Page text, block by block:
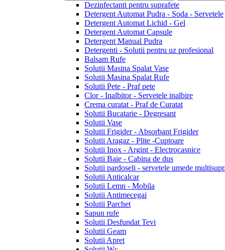
Dezinfectanti pentru suprafete
Detergent Automat Pudra - Soda - Servetele
Detergent Automat Lichid - Gel
Detergent Automat Capsule
Detergent Manual Pudra
Detergenti - Solutii pentru uz profesional
Balsam Rufe
Solutii Masina Spalat Vase
Solutii Masina Spalat Rufe
Solutii Pete - Praf pete
Clor - Inalbitor - Servetele inalbire
Crema curatat - Praf de Curatat
Solutii Bucatarie - Degresant
Solutii Vase
Solutii Frigider - Absorbant Frigider
Solutii Aragaz - Plite -Cuptoare
Solutii Inox - Argint - Electrocasnice
Solutii Baie - Cabina de dus
Solutii pardoseli - servetele umede
Solutii Anticalcar
Solutii Lemn - Mobila
Solutii Antimecegai
Solutii Parchet
Sapun rufe
Solutii Desfundat Tevi
Solutii Geam
Solutii Apret